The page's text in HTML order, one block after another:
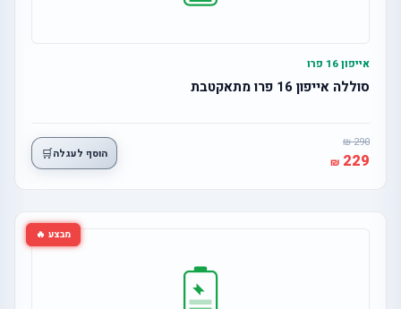
אייפון 16 פרו
סוללה אייפון 16 פרו מתאקטבת
290
229 הוסף לעגלה🛒
מבצע 🔥